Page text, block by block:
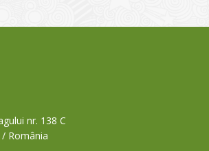
nr. 138 C
România